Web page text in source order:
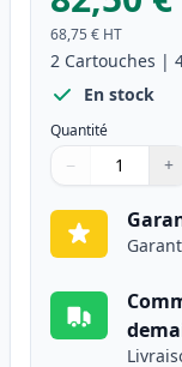
68,75 € HT
2 Cartouches |
En stock
Quantité
Quantité
Utilisez les
− +
Quantité